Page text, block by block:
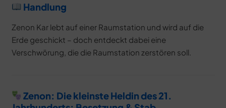
Disney+ & TV
Disney+ Neuheiten
Disney+ Originals
Disney+ jetzt abonnieren
Handlung
Zenon Kar lebt auf einer Raumstation und wird auf die
Erde geschickt – doch entdeckt dabei eine
Verschwörung, die die Raumstation zerstören soll.
Zenon: Die kleinste Heldin des 21.